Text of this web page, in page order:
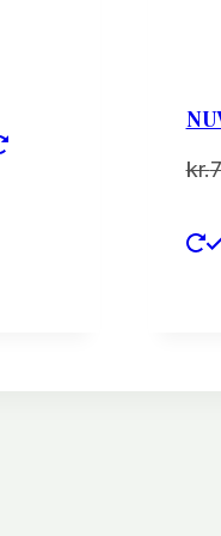
kr.